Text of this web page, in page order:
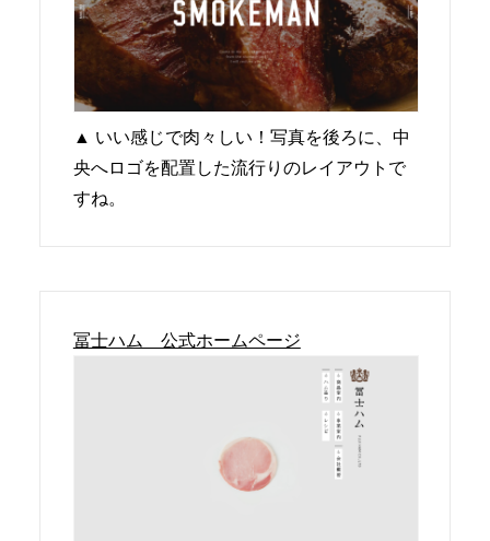
▲ いい感じで肉々しい！写真を後ろに、中
央へロゴを配置した流行りのレイアウトで
すね。
冨士ハム 公式ホームページ